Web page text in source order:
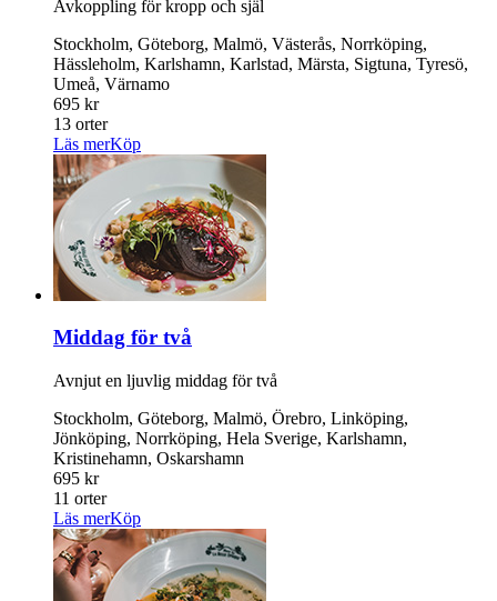
Avkoppling för kropp och själ
Stockholm, Göteborg, Malmö, Västerås, Norrköping,
Hässleholm, Karlshamn, Karlstad, Märsta, Sigtuna, Tyresö,
Umeå, Värnamo
695 kr
13 orter
Läs merKöp
Middag för två
Avnjut en ljuvlig middag för två
Stockholm, Göteborg, Malmö, Örebro, Linköping,
Jönköping, Norrköping, Hela Sverige, Karlshamn,
Kristinehamn, Oskarshamn
695 kr
11 orter
Läs merKöp